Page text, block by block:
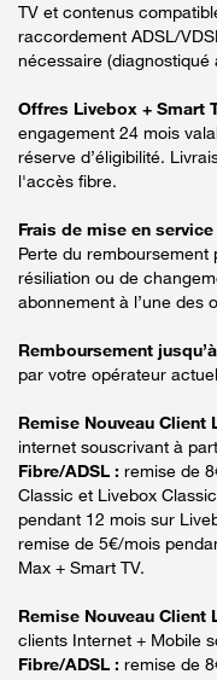
TV et contenus
raccordement ADSL/
nécessaire
Offres Livebox + Smart
engagement 24 mois
réserve d’éligibilité.
l'accès fibre.
Frais de mise en
Perte du
résiliation ou de
abonnement à l’une des
Remboursement
par votre opérateur
Remise Nouveau Client
internet souscrivant à
Fibre/ADSL : remise de
Classic et Livebox
pendant 12 mois sur
remise de 5€/mois
Max + Smart TV.
Remise Nouveau Client
clients Internet + Mobile
Fibre/ADSL : remise de